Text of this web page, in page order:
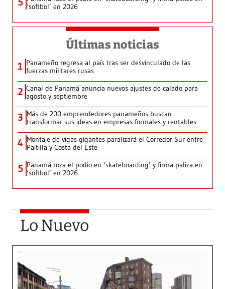
‘softbol’ en 2026
Últimas noticias
1 Panameño regresa al país tras ser desvinculado de las
fuerzas militares rusas
2 Canal de Panamá anuncia nuevos ajustes de calado para
agosto y septiembre
3 Más de 200 emprendedores panameños buscan
transformar sus ideas en empresas formales y rentables
4 Montaje de vigas gigantes paralizará el Corredor Sur entre
Paitilla y Costa del Este
5 Panamá roza el podio en ‘skateboarding’ y firma paliza en
‘softbol’ en 2026
Lo Nuevo